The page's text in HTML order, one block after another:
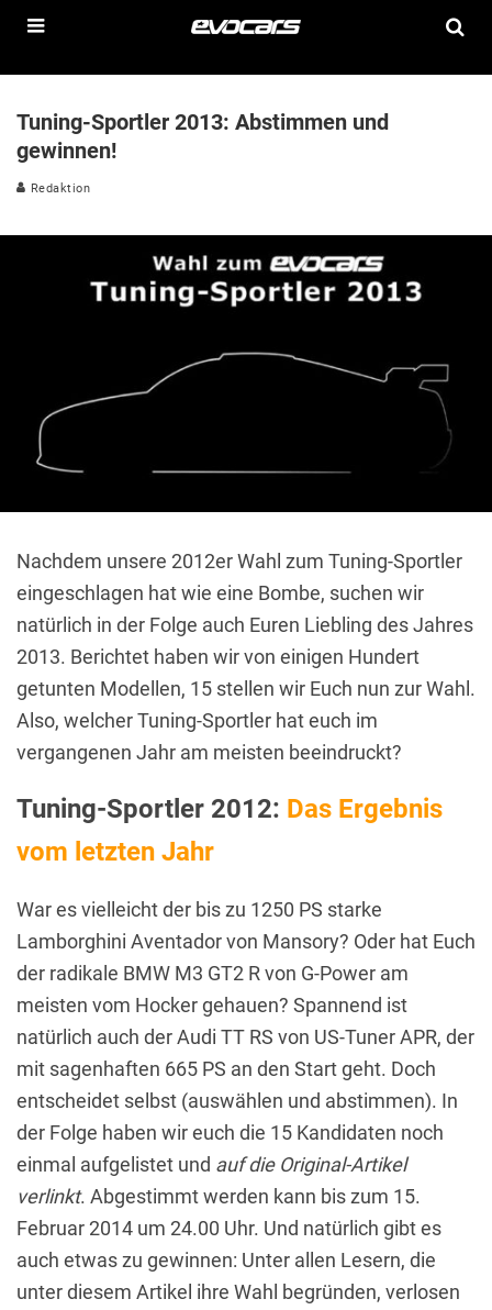
Tuning-Sportler 2013: Abstimmen und
gewinnen!
Redaktion
Nachdem unsere 2012er Wahl zum Tuning-Sportler
eingeschlagen hat wie eine Bombe, suchen wir
natürlich in der Folge auch Euren Liebling des Jahres
2013. Berichtet haben wir von einigen Hundert
getunten Modellen, 15 stellen wir Euch nun zur Wahl.
Also, welcher Tuning-Sportler hat euch im
vergangenen Jahr am meisten beeindruckt?
Tuning-Sportler 2012: Das Ergebnis
vom letzten Jahr
War es vielleicht der bis zu 1250 PS starke
Lamborghini Aventador von Mansory? Oder hat Euch
der radikale BMW M3 GT2 R von G-Power am
meisten vom Hocker gehauen? Spannend ist
natürlich auch der Audi TT RS von US-Tuner APR, der
mit sagenhaften 665 PS an den Start geht. Doch
entscheidet selbst (auswählen und abstimmen). In
der Folge haben wir euch die 15 Kandidaten noch
einmal aufgelistet und auf die Original-Artikel
verlinkt. Abgestimmt werden kann bis zum 15.
Februar 2014 um 24.00 Uhr. Und natürlich gibt es
auch etwas zu gewinnen: Unter allen Lesern, die
unter diesem Artikel ihre Wahl begründen, verlosen